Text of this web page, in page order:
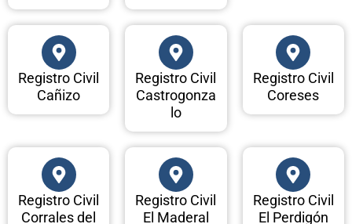
Registro Civil
Cañizo
Registro Civil
Castrogonza
lo
Registro Civil
Coreses
Registro Civil
Corrales del
Registro Civil
El Maderal
Registro Civil
El Perdigón